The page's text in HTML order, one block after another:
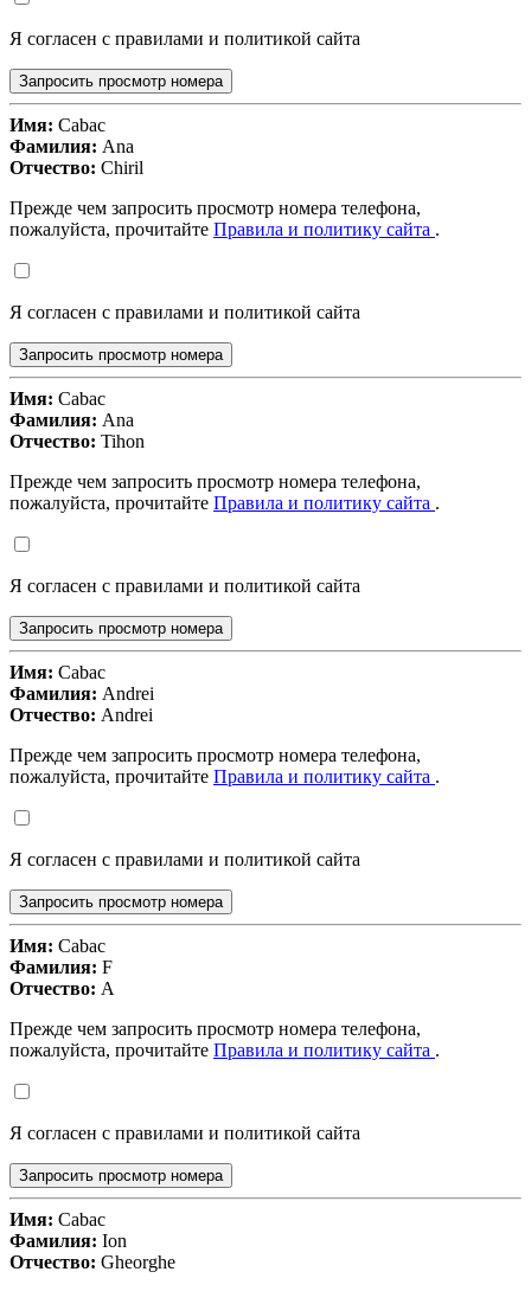
Я согласен с правилами и политикой сайта
Запросить просмотр номера
Имя: Cabac
Фамилия: Ana
Отчество: Chiril
Прежде чем запросить просмотр номера телефона,
пожалуйста, прочитайте Правила и политику сайта .
Я согласен с правилами и политикой сайта
Запросить просмотр номера
Имя: Cabac
Фамилия: Ana
Отчество: Tihon
Прежде чем запросить просмотр номера телефона,
пожалуйста, прочитайте Правила и политику сайта .
Я согласен с правилами и политикой сайта
Запросить просмотр номера
Имя: Cabac
Фамилия: Andrei
Отчество: Andrei
Прежде чем запросить просмотр номера телефона,
пожалуйста, прочитайте Правила и политику сайта .
Я согласен с правилами и политикой сайта
Запросить просмотр номера
Имя: Cabac
Фамилия: F
Отчество: A
Прежде чем запросить просмотр номера телефона,
пожалуйста, прочитайте Правила и политику сайта .
Я согласен с правилами и политикой сайта
Запросить просмотр номера
Имя: Cabac
Фамилия: Ion
Отчество: Gheorghe